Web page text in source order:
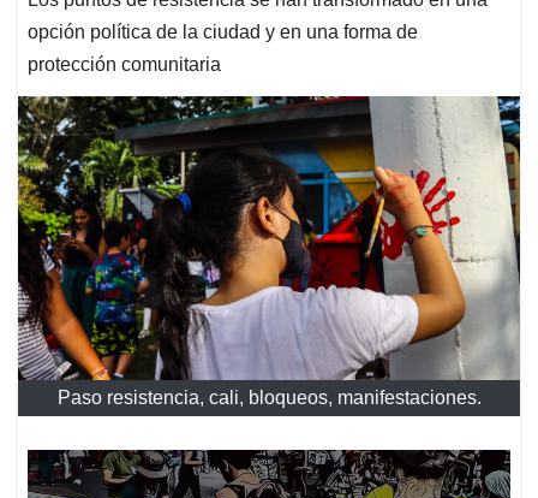
opción política de la ciudad y en una forma de
protección comunitaria
Paso resistencia, cali, bloqueos, manifestaciones.